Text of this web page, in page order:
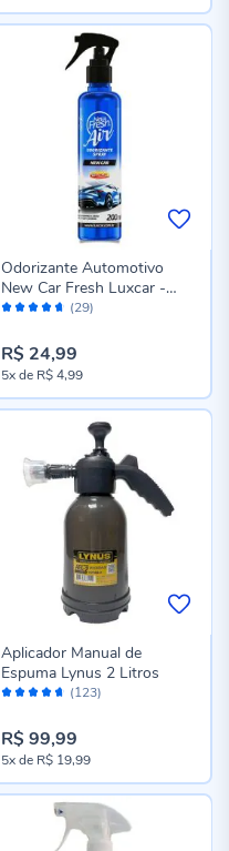
Avaliação: (29)
Odorizante Automotivo
New Car Fresh Luxcar -
5047
R$ 24,99
5xde R$ 4,99
Avaliação: (123)
Aplicador Manual de
Espuma Lynus 2 Litros
R$ 99,99
5xde R$ 19,99